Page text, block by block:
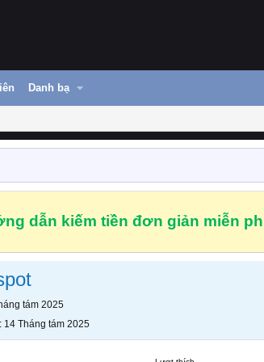
Danh bạ
dẫn kiếm tiền đơn giản miễn
tám 2025
14 Tháng tám 2025